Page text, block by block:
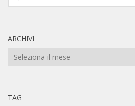
per:
ARCHIVI
Archivi
TAG